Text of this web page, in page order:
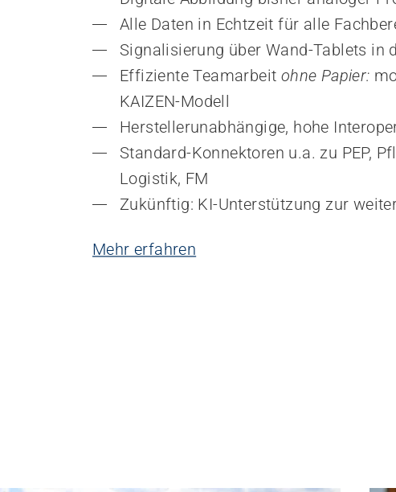
Alle Daten in Echtzeit für alle
Signalisierung über Wand-Tablets in
Effiziente Teamarbeit ohne Papier:
KAIZEN-Modell
Herstellerunabhängige, hohe
Standard-Konnektoren u.a. zu PEP,
Logistik, FM
Zukünftig: KI-Unterstützung zur
Mehr erfahren